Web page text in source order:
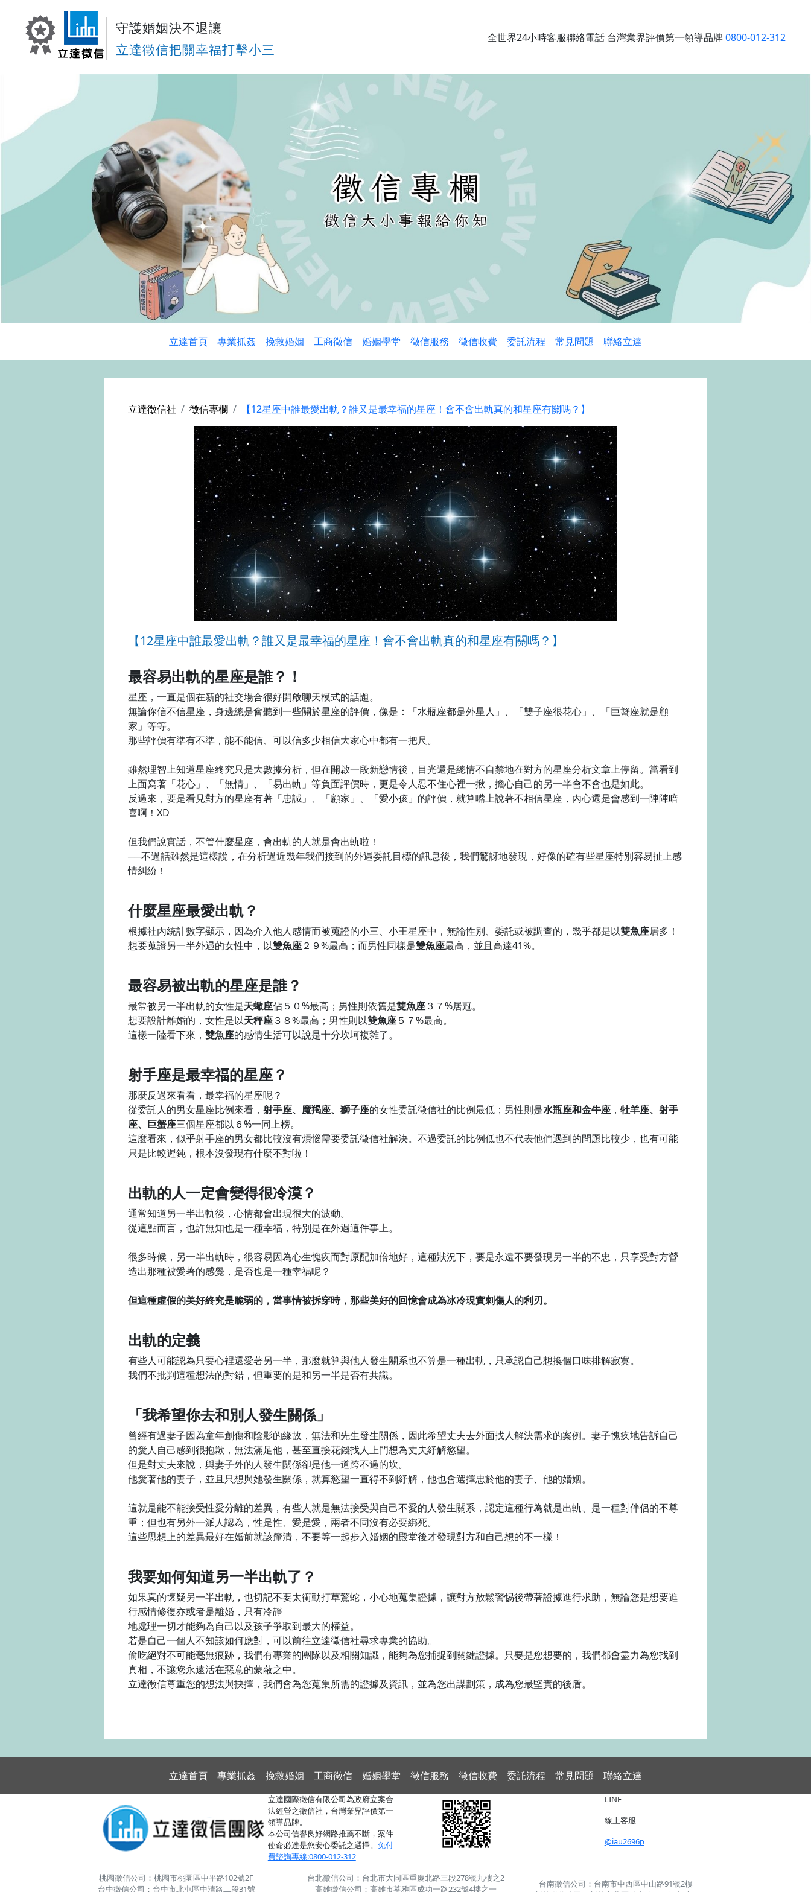
守護婚姻決不退讓
立達徵信把關幸福打擊小三
全世界24小時客服聯絡電話 台灣業界評價第一領導品牌0800-012-312
立達首頁 專業抓姦 挽救婚姻 工商徵信 婚姻學堂 徵信服務 徵信收費 委託流程 常見問題 聯絡立達
立達徵信社 徵信專欄 【12星座中誰最愛出軌？誰又是最幸福的星座！會不會出軌真的和星座有關嗎？】
【12星座中誰最愛出軌？誰又是最幸福的星座！會不會出軌真的和星座有關嗎？】
最容易出軌的星座是誰？！
星座，一直是個在新的社交場合很好開啟聊天模式的話題。
無論你信不信星座，身邊總是會聽到一些關於星座的評價，像是：「水瓶座都是外星人」、「雙子座很花心」、「巨蟹座就是顧
家」等等。
那些評價有準有不準，能不能信、可以信多少相信大家心中都有一把尺。
雖然理智上知道星座終究只是大數據分析，但在開啟一段新戀情後，目光還是總情不自禁地在對方的星座分析文章上停留。當看到
上面寫著「花心」、「無情」、「易出軌」等負面評價時，更是令人忍不住心裡一揪，擔心自己的另一半會不會也是如此。
反過來，要是看見對方的星座有著「忠誠」、「顧家」、「愛小孩」的評價，就算嘴上說著不相信星座，內心還是會感到一陣陣暗
喜啊！XD
但我們說實話，不管什麼星座，會出軌的人就是會出軌啦！
──不過話雖然是這樣說，在分析過近幾年我們接到的外遇委託目標的訊息後，我們驚訝地發現，好像的確有些星座特別容易扯上感
情糾紛！
什麼星座最愛出軌？
根據社內統計數字顯示，因為介入他人感情而被蒐證的小三、小王星座中，無論性別、委託或被調查的，幾乎都是以雙魚座居多！
想要蒐證另一半外遇的女性中，以雙魚座２９%最高；而男性同樣是雙魚座最高，並且高達41%。
最容易被出軌的星座是誰？
最常被另一半出軌的女性是天蠍座佔５０%最高；男性則依舊是雙魚座３７%居冠。
想要設計離婚的，女性是以天秤座３８%最高；男性則以雙魚座５７%最高。
這樣一陸看下來， 雙魚座的感情生活可以說是十分坎坷複雜了。
射手座是最幸福的星座？
那麼反過來看看，最幸福的星座呢？
從委託人的男女星座比例來看， 射手座、魔羯座、獅子座的女性委託徵信社的比例最低；男性則是水瓶座和金牛座 ， 牡羊座、射手
座、巨蟹座三個星座都以６%一同上榜。
這麼看來，似乎射手座的男女都比較沒有煩惱需要委託徵信社解決。不過委託的比例低也不代表他們遇到的問題比較少，也有可能
只是比較遲鈍，根本沒發現有什麼不對啦！
出軌的人一定會變得很冷漠？
通常知道另一半出軌後，心情都會出現很大的波動。
從這點而言，也許無知也是一種幸福，特別是在外遇這件事上。
很多時候，另一半出軌時，很容易因為心生愧疚而對原配加倍地好，這種狀況下，要是永遠不要發現另一半的不忠，只享受對方營
造出那種被愛著的感覺，是否也是一種幸福呢？
但這種虛假的美好終究是脆弱的，當事情被拆穿時，那些美好的回憶會成為冰冷現實刺傷人的利刃。
出軌的定義
有些人可能認為只要心裡還愛著另一半，那麼就算與他人發生關系也不算是一種出軌，只承認自己想換個口味排解寂寞。
我們不批判這種想法的對錯，但重要的是和另一半是否有共識。
「我希望你去和別人發生關係」
曾經有過妻子因為童年創傷和陰影的緣故，無法和先生發生關係，因此希望丈夫去外面找人解決需求的案例。妻子愧疚地告訴自己
的愛人自己感到很抱歉，無法滿足他，甚至直接花錢找人上門想為丈夫紓解慾望。
但是對丈夫來說，與妻子外的人發生關係卻是他一道跨不過的坎。
他愛著他的妻子，並且只想與她發生關係，就算慾望一直得不到紓解，他也會選擇忠於他的妻子、他的婚姻。
這就是能不能接受性愛分離的差異，有些人就是無法接受與自己不愛的人發生關系，認定這種行為就是出軌、是一種對伴侶的不尊
重；但也有另外一派人認為，性是性、愛是愛，兩者不同沒有必要綁死。
這些思想上的差異最好在婚前就該釐清，不要等一起步入婚姻的殿堂後才發現對方和自己想的不一樣！
我要如何知道另一半出軌了？
如果真的懷疑另一半出軌，也切記不要太衝動打草驚蛇，小心地蒐集證據，讓對方放鬆警惕後帶著證據進行求助，無論您是想要進
行感情修復亦或者是離婚，只有冷靜
地處理一切才能夠為自己以及孩子爭取到最大的權益。
若是自己一個人不知該如何應對，可以前往立達徵信社尋求專業的協助。
偷吃絕對不可能毫無痕跡，我們有專業的團隊以及相關知識，能夠為您捕捉到關鍵證據。只要是您想要的，我們都會盡力為您找到
真相，不讓您永遠活在惡意的蒙蔽之中。
立達徵信尊重您的想法與抉擇，我們會為您蒐集所需的證據及資訊，並為您出謀劃策，成為您最堅實的後盾。
立達首頁 專業抓姦 挽救婚姻 工商徵信 婚姻學堂 徵信服務 徵信收費 委託流程 常見問題 聯絡立達
立達國際徵信有限公司為政府立案合
法經營之徵信社，台灣業界評價第一
領導品牌。
本公司信譽良好網路推薦不斷，案件
使命必達是您安心委託之選擇。 免付
費諮詢專線:0800-012-312
LINE
線上客服
@iau2696p
桃園徵信公司：桃園市桃園區中平路102號2F
台中徵信公司：台中市北屯區中清路二段31號
台北徵信公司：台北市大同區重慶北路三段278號九樓之2
高雄徵信公司：高雄市苓雅區成功一路232號4樓之一
台南徵信公司：台南市中西區中山路91號2樓